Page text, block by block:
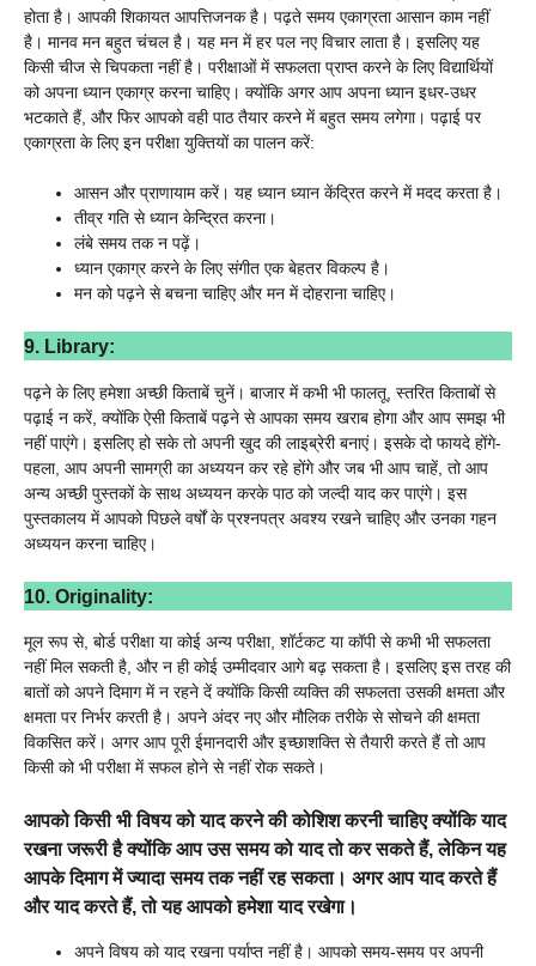
होता है। आपकी शिकायत आपत्तिजनक है। पढ़ते समय एकाग्रता आसान काम नहीं
है। मानव मन बहुत चंचल है। यह मन में हर पल नए विचार लाता है। इसलिए यह
किसी चीज से चिपकता नहीं है। परीक्षाओं में सफलता प्राप्त करने के लिए विद्यार्थियों
को अपना ध्यान एकाग्र करना चाहिए। क्योंकि अगर आप अपना ध्यान इधर-उधर
भटकाते हैं, और फिर आपको वही पाठ तैयार करने में बहुत समय लगेगा। पढ़ाई पर
एकाग्रता के लिए इन परीक्षा युक्तियों का पालन करें:
आसन और प्राणायाम करें। यह ध्यान ध्यान केंद्रित करने में मदद करता है।
तीव्र गति से ध्यान केन्द्रित करना।
लंबे समय तक न पढ़ें।
ध्यान एकाग्र करने के लिए संगीत एक बेहतर विकल्प है।
मन को पढ़ने से बचना चाहिए और मन में दोहराना चाहिए।
9. Library:
पढ़ने के लिए हमेशा अच्छी किताबें चुनें। बाजार में कभी भी फालतू, स्तरित किताबों से
पढ़ाई न करें, क्योंकि ऐसी किताबें पढ़ने से आपका समय खराब होगा और आप समझ भी
नहीं पाएंगे। इसलिए हो सके तो अपनी खुद की लाइब्रेरी बनाएं। इसके दो फायदे होंगे-
पहला, आप अपनी सामग्री का अध्ययन कर रहे होंगे और जब भी आप चाहें, तो आप
अन्य अच्छी पुस्तकों के साथ अध्ययन करके पाठ को जल्दी याद कर पाएंगे। इस
पुस्तकालय में आपको पिछले वर्षों के प्रश्नपत्र अवश्य रखने चाहिए और उनका गहन
अध्ययन करना चाहिए।
10. Originality:
मूल रूप से, बोर्ड परीक्षा या कोई अन्य परीक्षा, शॉर्टकट या कॉपी से कभी भी सफलता
नहीं मिल सकती है, और न ही कोई उम्मीदवार आगे बढ़ सकता है। इसलिए इस तरह की
बातों को अपने दिमाग में न रहने दें क्योंकि किसी व्यक्ति की सफलता उसकी क्षमता और
क्षमता पर निर्भर करती है। अपने अंदर नए और मौलिक तरीके से सोचने की क्षमता
विकसित करें। अगर आप पूरी ईमानदारी और इच्छाशक्ति से तैयारी करते हैं तो आप
किसी को भी परीक्षा में सफल होने से नहीं रोक सकते।
आपको किसी भी विषय को याद करने की कोशिश करनी चाहिए क्योंकि याद
रखना जरूरी है क्योंकि आप उस समय को याद तो कर सकते हैं, लेकिन यह
आपके दिमाग में ज्यादा समय तक नहीं रह सकता। अगर आप याद करते हैं
और याद करते हैं, तो यह आपको हमेशा याद रखेगा।
अपने विषय को याद रखना पर्याप्त नहीं है। आपको समय-समय पर अपनी